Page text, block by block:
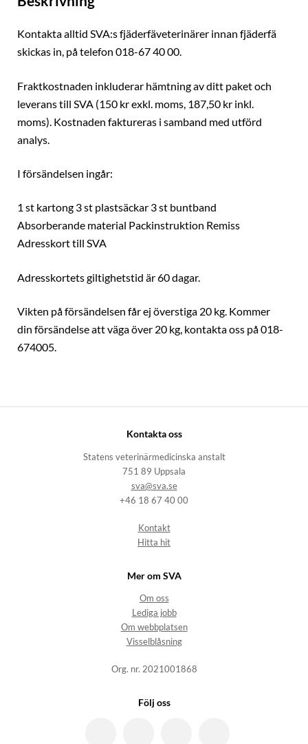
Kontakta alltid SVA:s fjäderfäveterinärer innan fjäderfä
skickas in, på telefon 018-67 40 00.
Fraktkostnaden inkluderar hämtning av ditt paket och
leverans till SVA (150 kr exkl. moms, 187,50 kr inkl.
moms). Kostnaden faktureras i samband med utförd
analys.
I försändelsen ingår:
1 st kartong 3 st plastsäckar 3 st buntband
Absorberande material Packinstruktion Remiss
Adresskort till SVA
Adresskortets giltighetstid är 60 dagar.
Vikten på försändelsen får ej överstiga 20 kg. Kommer
din försändelse att väga över 20 kg, kontakta oss på 018-
674005.
Kontakta oss
Statens veterinärmedicinska anstalt
751 89 Uppsala
sva@sva.se
+46 18 67 40 00
Kontakt
Hitta hit
Mer om SVA
Om oss
Lediga jobb
Om webbplatsen
Visselblåsning
Org. nr. 2021001868
Följ oss